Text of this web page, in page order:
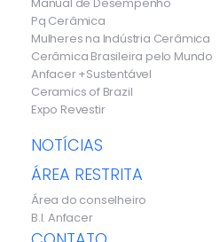
Pq Cerâmica
Mulheres na Indústria Cerâmica
Cerâmica Brasileira pelo Mundo
Anfacer +Sustentável
Ceramics of Brazil
Expo Revestir
NOTÍCIAS
ÁREA RESTRITA
Área do conselheiro
B.I. Anfacer